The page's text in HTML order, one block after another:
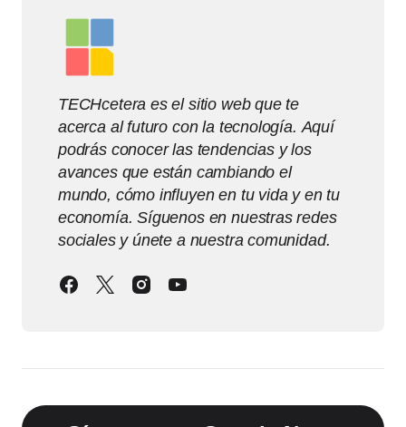
TECHcetera es el sitio web que te
acerca al futuro con la tecnología. Aquí
podrás conocer las tendencias y los
avances que están cambiando el
mundo, cómo influyen en tu vida y en tu
economía. Síguenos en nuestras redes
sociales y únete a nuestra comunidad.